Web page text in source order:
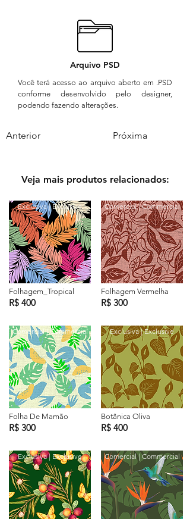
Arquivo PSD
Você terá acesso ao arquivo aberto em .PSD
conforme desenvolvido pelo designer,
podendo fazendo alterações.
Anterior Próxima
Veja mais produtos relacionados:
Exclusiva | Exclusive
Folhagem_Tropical
R$ 400
Comercial | Commercial
Folha De Mamão
R$ 300
Exclusiva | Exclusive
Comercial | Commercial
Folhagem Vermelha
R$ 300
Exclusiva | Exclusive
Botânica Oliva
R$ 400
Comercial | Commercial